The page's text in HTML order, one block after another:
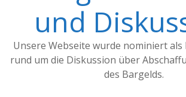
und
Unsere Webseite wurde nominiert als
rund um die Diskussion über
des Bargelds.